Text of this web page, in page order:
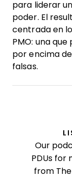
para liderar
poder. El
centrada en
PMO: una
por encima
falsas.
Our
PDUs for
from